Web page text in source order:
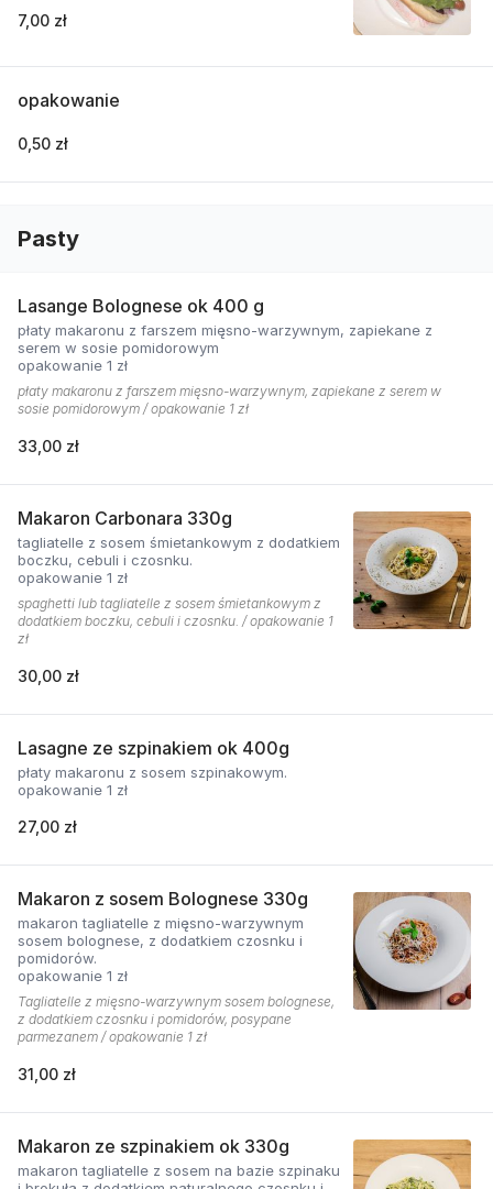
7,00 zł
opakowanie
0,50 zł
Pasty
Lasange Bolognese ok 400 g
płaty makaronu z farszem mięsno-warzywnym, zapiekane z
serem w sosie pomidorowym
opakowanie 1 zł
płaty makaronu z farszem mięsno-warzywnym, zapiekane z serem w
sosie pomidorowym / opakowanie 1 zł
33,00 zł
Makaron Carbonara 330g
tagliatelle z sosem śmietankowym z dodatkiem
boczku, cebuli i czosnku.
opakowanie 1 zł
spaghetti lub tagliatelle z sosem śmietankowym z
dodatkiem boczku, cebuli i czosnku. / opakowanie 1
zł
30,00 zł
Lasagne ze szpinakiem ok 400g
płaty makaronu z sosem szpinakowym.
opakowanie 1 zł
27,00 zł
Makaron z sosem Bolognese 330g
makaron tagliatelle z mięsno-warzywnym
sosem bolognese, z dodatkiem czosnku i
pomidorów.
opakowanie 1 zł
Tagliatelle z mięsno-warzywnym sosem bolognese,
z dodatkiem czosnku i pomidorów, posypane
parmezanem / opakowanie 1 zł
31,00 zł
Makaron ze szpinakiem ok 330g
makaron tagliatelle z sosem na bazie szpinaku